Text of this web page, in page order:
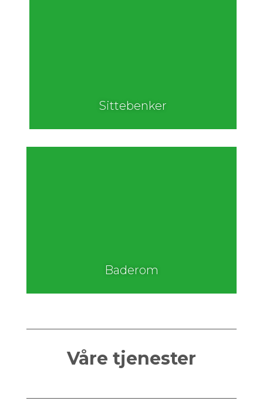
Sittebenker
Baderom
Våre tjenester